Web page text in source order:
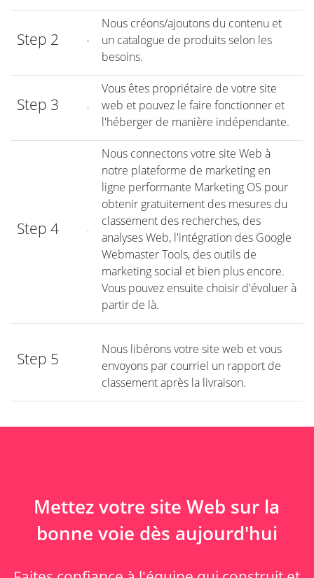
Step 2
Nous créons/ajoutons du contenu et
un catalogue de produits selon les
besoins.
Step 3
Vous êtes propriétaire de votre site
web et pouvez le faire fonctionner et
l'héberger de manière indépendante.
Step 4
Nous connectons votre site Web à
notre plateforme de marketing en
ligne performante Marketing OS pour
obtenir gratuitement des mesures du
classement des recherches, des
analyses Web, l'intégration des Google
Webmaster Tools, des outils de
marketing social et bien plus encore.
Vous pouvez ensuite choisir d'évoluer à
partir de là.
Step 5
Nous libérons votre site web et vous
envoyons par courriel un rapport de
classement après la livraison.
Mettez votre site Web sur la
bonne voie dès aujourd'hui